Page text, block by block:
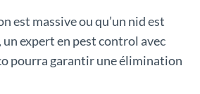
est massive ou qu’un nid est
expert en pest control avec
pourra garantir une élimination